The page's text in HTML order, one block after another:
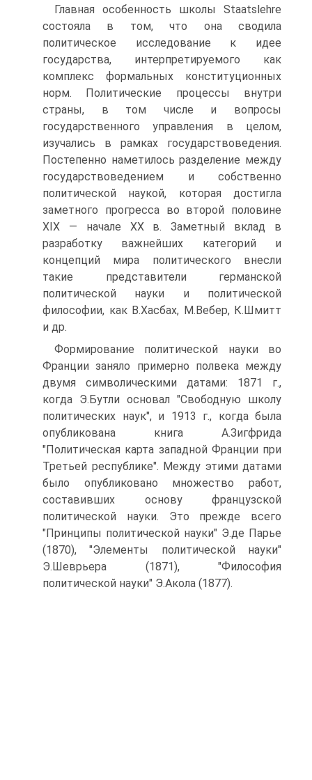
Главная особенность школы Staatslehre
состояла в том, что она сводила
политическое исследование к идее
государства, интерпретируемого как
комплекс формальных конституционных
норм. Политические процессы внутри
страны, в том числе и вопросы
государственного управления в целом,
изучались в рамках государствоведения.
Постепенно наметилось разделение между
государствоведением и собственно
политической наукой, которая достигла
заметного прогресса во второй половине
XIX — начале XX в. Заметный вклад в
разработку важнейших категорий и
концепций мира политического внесли
такие представители германской
политической науки и политической
философии, как В.Хасбах, М.Вебер, К.Шмитт
и др.
Формирование политической науки во
Франции заняло примерно полвека между
двумя символическими датами: 1871 г.,
когда Э.Бутли основал "Свободную школу
политических наук", и 1913 г., когда была
опубликована книга А.Зигфрида
"Политическая карта западной Франции при
Третьей республике". Между этими датами
было опубликовано множество работ,
составивших основу французской
политической науки. Это прежде всего
"Принципы политической науки" Э.де Парье
(1870), "Элементы политической науки"
Э.Шеврьера (1871), "Философия
политической науки" Э.Акола (1877).